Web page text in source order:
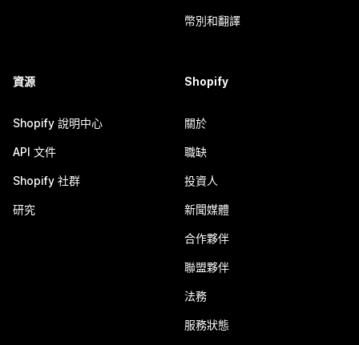
幣別和翻譯
資源
Shopify 說明中心
API 文件
Shopify 社群
研究
Shopify
關於
職缺
投資人
新聞媒體
合作夥伴
聯盟夥伴
法務
服務狀態